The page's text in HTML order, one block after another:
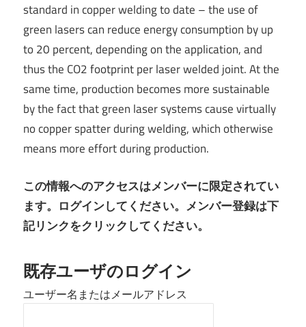
standard in copper welding to date – the use of
green lasers can reduce energy consumption by up
to 20 percent, depending on the application, and
thus the CO2 footprint per laser welded joint. At the
same time, production becomes more sustainable
by the fact that green laser systems cause virtually
no copper spatter during welding, which otherwise
means more effort during production.
この情報へのアクセスはメンバーに限定されてい
ます。ログインしてください。メンバー登録は下
記リンクをクリックしてください。
既存ユーザのログイン
ユーザー名またはメールアドレス